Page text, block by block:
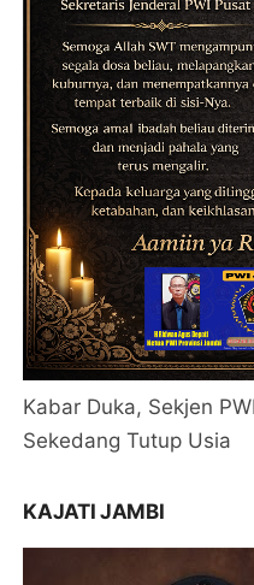
Kabar Duka, Sekjen
Sekedang Tutup Usia
KAJATI JAMBI